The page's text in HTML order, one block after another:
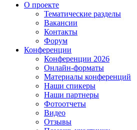
О проекте
Тематические разделы
Вакансии
Контакты
Форум
Конференции
Конференции 2026
Онлайн-форматы
Материалы конференций
Наши спикеры
Наши партнеры
Фотоотчеты
Видео
Отзывы